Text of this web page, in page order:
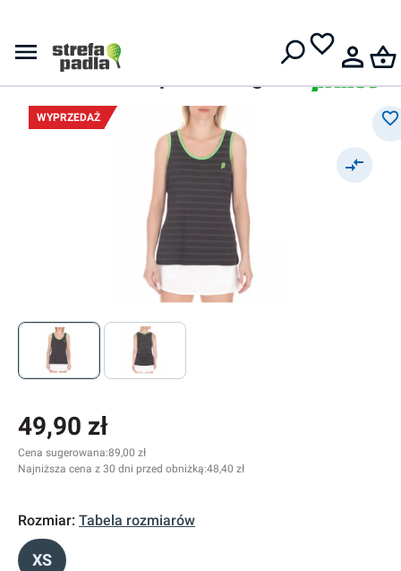
Damski top
Prince Tank Top - black/green
WYPRZEDAŻ
49,90 zł
Cena sugerowana:89,00 zł
Najniższa cena z 30 dni przed obniżką:48,40 zł
Rozmiar: Tabela rozmiarów
XS